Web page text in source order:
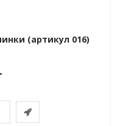
(артикул 016)